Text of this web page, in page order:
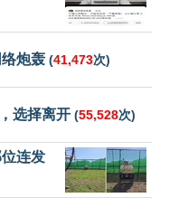
炮轰 (41,473次)
选择离开 (55,528次)
连发